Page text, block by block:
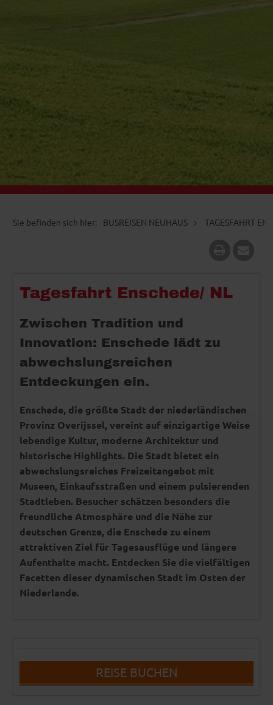
BUSREISEN NEUHAUS TAGESFAHRT
Tagesfahrt Enschede/ NL
Zwischen Tradition und
Innovation: Enschede lädt zu
abwechslungsreichen
Entdeckungen ein.
Enschede, die größte Stadt der niederländischen
Provinz Overijssel, vereint auf einzigartige Weise
lebendige Kultur, moderne Architektur und
historische Highlights. Die Stadt bietet ein
abwechslungsreiches Freizeitangebot mit
Museen, Einkaufsstraßen und einem pulsierenden
Stadtleben. Besucher schätzen besonders die
freundliche Atmosphäre und die Nähe zur
deutschen Grenze, die Enschede zu einem
attraktiven Ziel für Tagesausflüge und längere
Aufenthalte macht. Entdecken Sie die vielfältigen
Facetten dieser dynamischen Stadt im Osten der
Niederlande.
REISE BUCHEN